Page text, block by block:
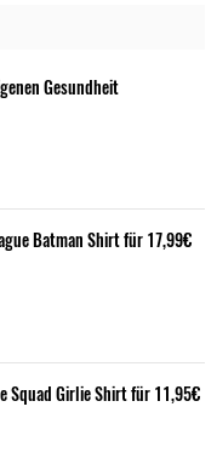
Gesundheit
Batman Shirt für 17,99€
Girlie Shirt für 11,95€